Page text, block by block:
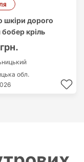
шкіри дорого
кріль
обл.